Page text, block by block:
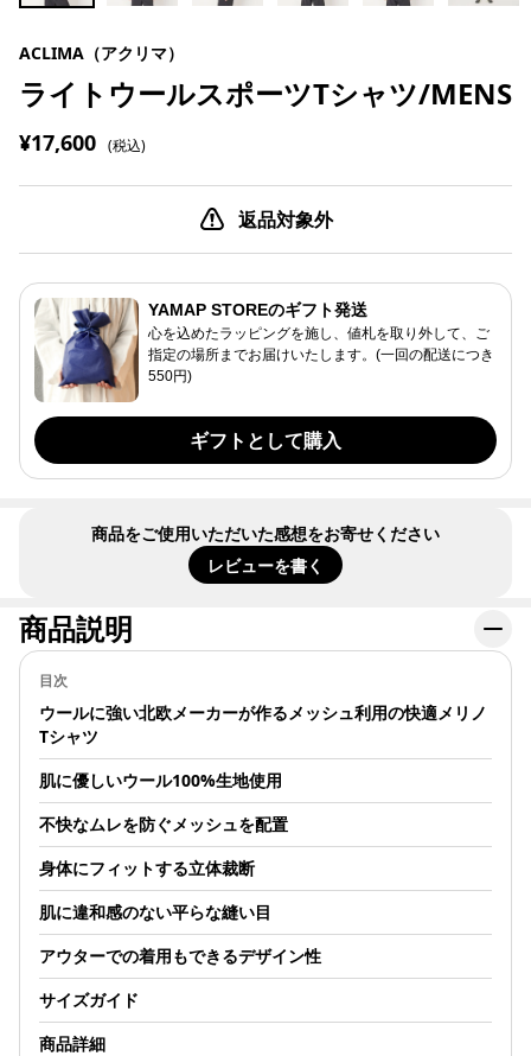
ACLIMA（アクリマ）
ライトウールスポーツTシャツ/MENS
¥17,600 (税込)
返品対象外
YAMAP STOREのギフト発送
心を込めたラッピングを施し、値札を取り外して、ご
指定の場所までお届けいたします。(一回の配送につき
550円)
ギフトとして購入
商品をご使用いただいた感想をお寄せください
レビューを書く
商品説明
目次
ウールに強い北欧メーカーが作るメッシュ利用の快適メリノ
Tシャツ
肌に優しいウール100%生地使用
不快なムレを防ぐメッシュを配置
身体にフィットする立体裁断
肌に違和感のない平らな縫い目
アウターでの着用もできるデザイン性
サイズガイド
商品詳細